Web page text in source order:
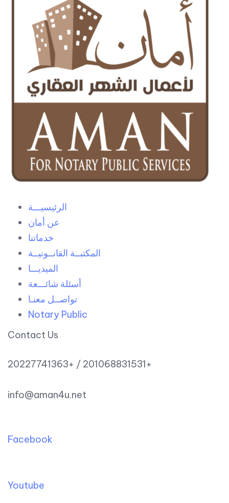
الرئيسيـــة
عن أمان
خدماتنا
المكتبــة القانــونيــة
الميديـــا
أسئلة شائـــعة
تواصــل معنـا
Notary Public
Contact Us
20227741363+ / 201068831531+
info@aman4u.net
Facebook
Youtube